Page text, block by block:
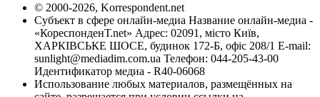
© 2000-2026, Korrespondent.net
Субъект в сфере онлайн-медиа Название онлайн-медиа -
«КореспонденТ.net» Адрес: 02091, місто Київ,
ХАРКІВСЬКЕ ШОСЕ, будинок 172-Б, офіс 208/1 E-mail:
sunlight@mediadim.com.ua Телефон: 044-205-43-00
Идентификатор медиа - R40-06068
Использование любых материалов, размещённых на